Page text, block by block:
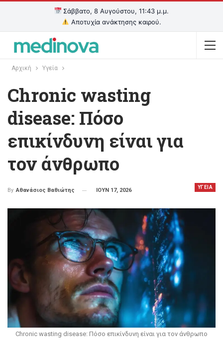
Σάββατο, 8 Αυγούστου, 11:43 μ.μ.
Αποτυχία ανάκτησης καιρού.
Αρχική Υγεία
Chronic wasting
disease: Πόσο
επικίνδυνη είναι για
τον άνθρωπο
ΥΓΕΙΑ
By Αθανάσιος Βαθιώτης ΙΟΥΝ 17, 2026
Chronic wasting disease: Πόσο επικίνδυνη είναι για τον άνθρωπο